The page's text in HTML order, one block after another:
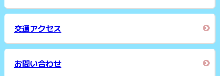
交通アクセス
お問い合わせ